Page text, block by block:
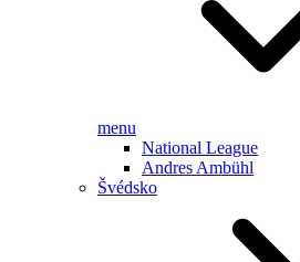
menu
National League
Andres Ambühl
Švédsko